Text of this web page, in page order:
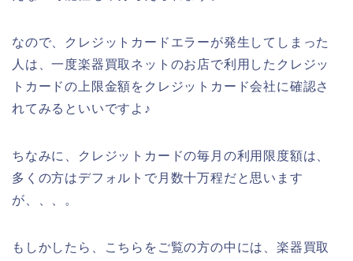
なので、クレジットカードエラーが発生してしまった
人は、一度楽器買取ネットのお店で利用したクレジッ
トカードの上限金額をクレジットカード会社に確認さ
れてみるといいですよ♪
ちなみに、クレジットカードの毎月の利用限度額は、
多くの方はデフォルトで月数十万程だと思います
が、、、。
もしかしたら、こちらをご覧の方の中には、楽器買取